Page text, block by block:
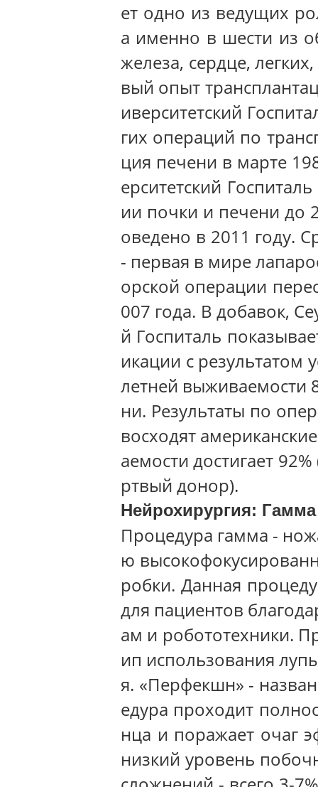
ет одно из ведущих
а именно в шести из
железа, сердце,
вый опыт
иверситетский
гих операций по
ция печени в марте
ерситетский
ии почки и печени до
оведено в 2011 году.
- первая в мире
орской операции
007 года. В добавок,
й Госпиталь
икации с
летней выживаемости
ни. Результаты по
восходят
аемости достигает
ртвый донор).
Нейрохирургия:
Процедура гамма -
ю
робки. Данная
для пациентов
ам и робототехники.
ип использования
я. «Перфекшн» -
едура проходит
нца и поражает очаг
низкий уровень